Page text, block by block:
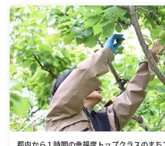
都内から１時間の幸福度トップクラスのま